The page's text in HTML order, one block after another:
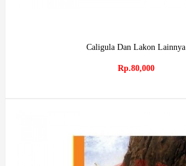
Caligula Dan Lakon Lainnya
Rp.80,000